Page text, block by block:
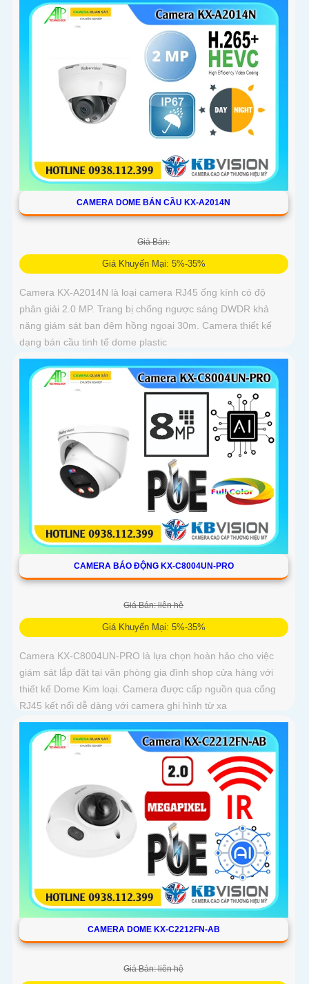
CAMERA DOME BÁN CẦU KX-A2014N
Giá Bán:
Giá Khuyến Mại: 5%-35%
Camera KX-A2014N là loại camera RJ45 ống kính có độ
phân giải 2.0 MP. Trang bị chống ngược sáng DWDR khả
năng giám sát ban đêm hồng ngoại 30m. Camera thiết kế
dạng bán cầu tinh tế dome plastic
CAMERA BÁO ĐỘNG KX-C8004UN-PRO
Giá Bán: liên hệ
Giá Khuyến Mại: 5%-35%
Camera KX-C8004UN-PRO là lựa chọn hoàn hảo cho việc
giám sát lắp đặt tại văn phòng gia đình shop cửa hàng với
thiết kế Dome Kim loại. Camera được cấp nguồn qua cổng
RJ45 kết nối dễ dàng với camera ghi hình từ xa
CAMERA DOME KX-C2212FN-AB
Giá Bán: liên hệ